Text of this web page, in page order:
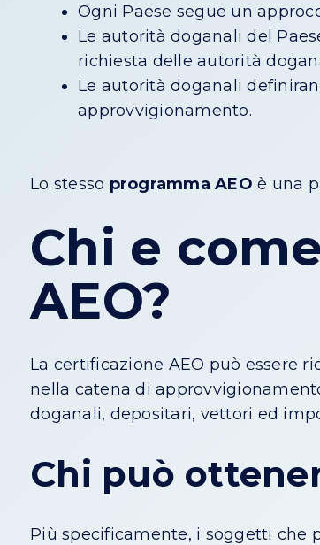
Ogni Paese segue un
Le autorità doganali del
richiesta delle autorità
Le autorità doganali
approvvigionamento.
Lo stesso programma AEO è una
Chi e
AEO?
La certificazione AEO può essere
nella catena di
doganali, depositari, vettori ed
Chi può
Più specificamente, i soggetti che